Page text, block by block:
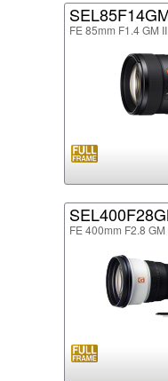
FE 85mm F1.4 GM II
FE 400mm F2.8 GM